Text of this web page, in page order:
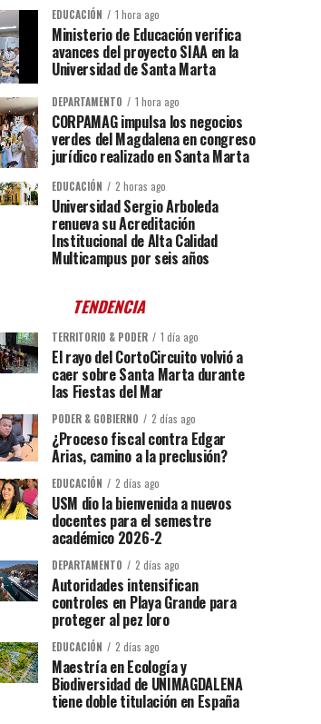
EDUCACIÓN 1 hora ago
Ministerio de Educación verifica
avances del proyecto SIAA en la
Universidad de Santa Marta
DEPARTAMENTO 1 hora ago
CORPAMAG impulsa los negocios
verdes del Magdalena en congreso
jurídico realizado en Santa Marta
EDUCACIÓN 2 horas ago
Universidad Sergio Arboleda
renueva su Acreditación
Institucional de Alta Calidad
Multicampus por seis años
TENDENCIA
TERRITORIO & PODER 1 día ago
El rayo del CortoCircuito volvió a
caer sobre Santa Marta durante
las Fiestas del Mar
PODER & GOBIERNO 2 días ago
¿Proceso fiscal contra Edgar
Arias, camino a la preclusión?
EDUCACIÓN 2 días ago
USM dio la bienvenida a nuevos
docentes para el semestre
académico 2026-2
DEPARTAMENTO 2 días ago
Autoridades intensifican
controles en Playa Grande para
proteger al pez loro
EDUCACIÓN 2 días ago
Maestría en Ecología y
Biodiversidad de UNIMAGDALENA
tiene doble titulación en España